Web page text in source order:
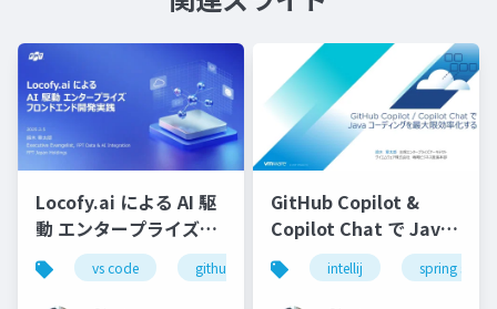
Locofy.ai による AI 駆
動 エンタープライズフ
ロンドエンド開発実践-
s
vs code github copilot gemini locofy.ai
GitHub Copilot &
Copilot Chat で Java
コーディングを最大限
効率化する-配布用
intellij spring starter